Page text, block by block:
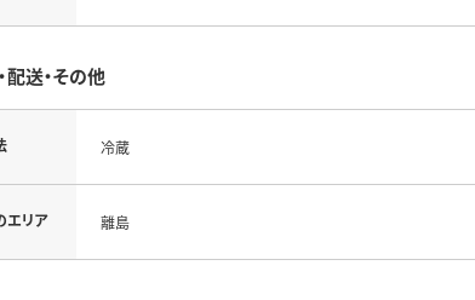
配送・その他
冷蔵
エリア 離島